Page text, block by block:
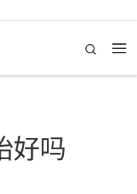
Search
好吗